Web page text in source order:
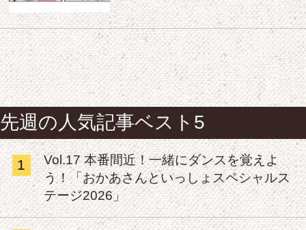
先週の人気記事ベスト5
1
Vol.17 本番間近！一緒にダンスを覚えよ
う！「おかあさんといっしょスペシャルス
テージ2026」